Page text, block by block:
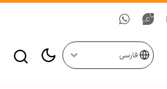
فارسی